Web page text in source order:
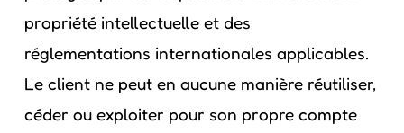
propriété intellectuelle et des
réglementations internationales applicables.
Le client ne peut en aucune manière réutiliser,
céder ou exploiter pour son propre compte